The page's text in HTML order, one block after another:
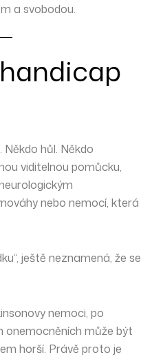
a svobodou.
. Někdo hůl. Někdo
viditelnou pomůcku,
nebo nemocí, která
ještě neznamená, že se
nemoci, po
onemocněních může být
horší. Právě proto je